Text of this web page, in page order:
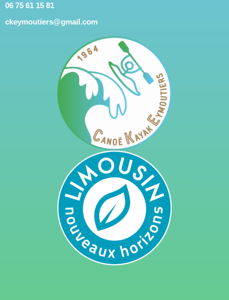
06 75 61 15 81
ckeymoutiers@gmail.com